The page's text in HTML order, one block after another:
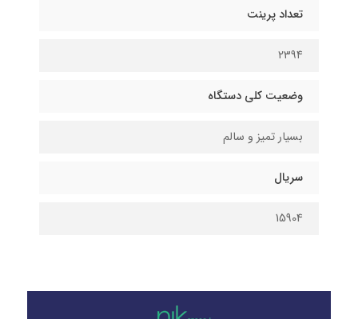
تعداد پرینت
۲۳۹۴
وضعیت کلی دستگاه
بسیار تمیز و سالم
سریال
15904